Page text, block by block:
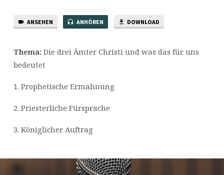
ANSEHEN ANHÖREN DOWNLOAD
Thema:Die drei Ämter Christi und was das für uns
bedeutet
1. Prophetische Ermahnung
2. ⁠Priesterliche Fürsprache
3. ⁠Königlicher Auftrag